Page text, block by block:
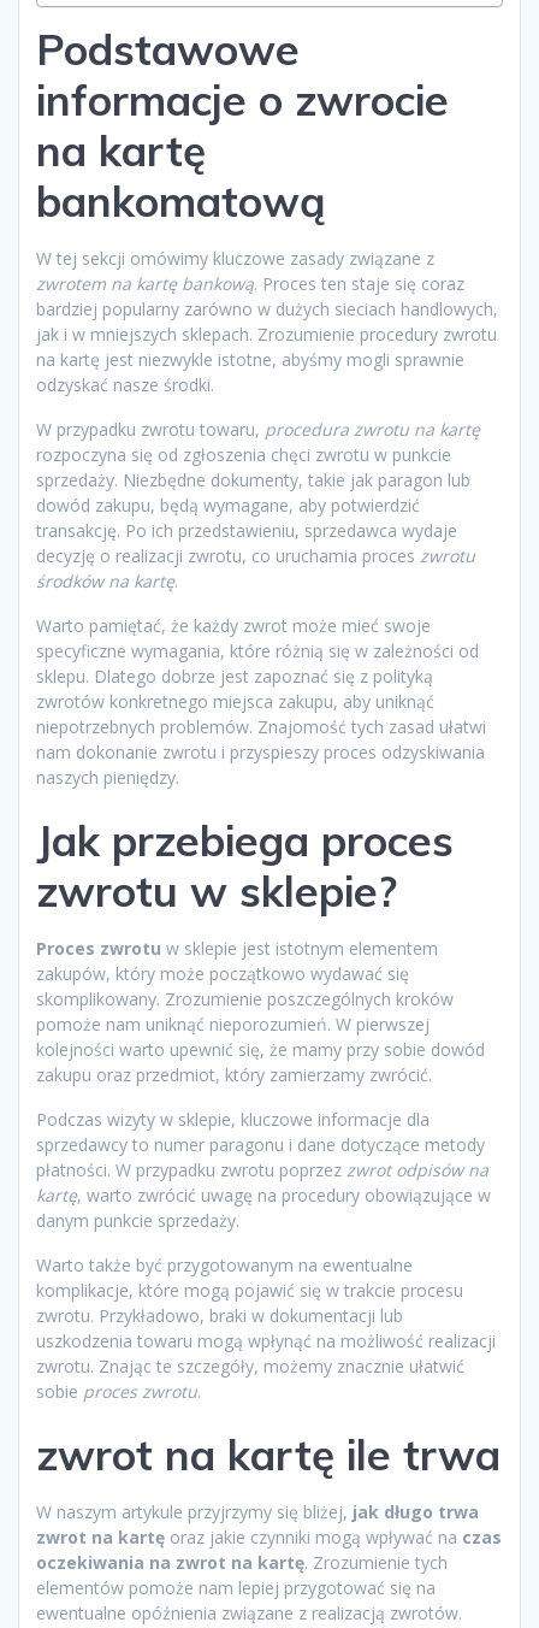
Podstawowe
informacje o zwrocie
na kartę
bankomatową
W tej sekcji omówimy kluczowe zasady związane z
zwrotem na kartę bankową. Proces ten staje się coraz
bardziej popularny zarówno w dużych sieciach handlowych,
jak i w mniejszych sklepach. Zrozumienie procedury zwrotu
na kartę jest niezwykle istotne, abyśmy mogli sprawnie
odzyskać nasze środki.
W przypadku zwrotu towaru, procedura zwrotu na kartę
rozpoczyna się od zgłoszenia chęci zwrotu w punkcie
sprzedaży. Niezbędne dokumenty, takie jak paragon lub
dowód zakupu, będą wymagane, aby potwierdzić
transakcję. Po ich przedstawieniu, sprzedawca wydaje
decyzję o realizacji zwrotu, co uruchamia proces zwrotu
środków na kartę.
Warto pamiętać, że każdy zwrot może mieć swoje
specyficzne wymagania, które różnią się w zależności od
sklepu. Dlatego dobrze jest zapoznać się z polityką
zwrotów konkretnego miejsca zakupu, aby uniknąć
niepotrzebnych problemów. Znajomość tych zasad ułatwi
nam dokonanie zwrotu i przyspieszy proces odzyskiwania
naszych pieniędzy.
Jak przebiega proces
zwrotu w sklepie?
Proces zwrotu w sklepie jest istotnym elementem
zakupów, który może początkowo wydawać się
skomplikowany. Zrozumienie poszczególnych kroków
pomoże nam uniknąć nieporozumień. W pierwszej
kolejności warto upewnić się, że mamy przy sobie dowód
zakupu oraz przedmiot, który zamierzamy zwrócić.
Podczas wizyty w sklepie, kluczowe informacje dla
sprzedawcy to numer paragonu i dane dotyczące metody
płatności. W przypadku zwrotu poprzez zwrot odpisów na
kartę, warto zwrócić uwagę na procedury obowiązujące w
danym punkcie sprzedaży.
Warto także być przygotowanym na ewentualne
komplikacje, które mogą pojawić się w trakcie procesu
zwrotu. Przykładowo, braki w dokumentacji lub
uszkodzenia towaru mogą wpłynąć na możliwość realizacji
zwrotu. Znając te szczegóły, możemy znacznie ułatwić
sobie proces zwrotu.
zwrot na kartę ile trwa
W naszym artykule przyjrzymy się bliżej, jak długo trwa
zwrot na kartę oraz jakie czynniki mogą wpływać na czas
oczekiwania na zwrot na kartę. Zrozumienie tych
elementów pomoże nam lepiej przygotować się na
ewentualne opóźnienia związane z realizacją zwrotów.